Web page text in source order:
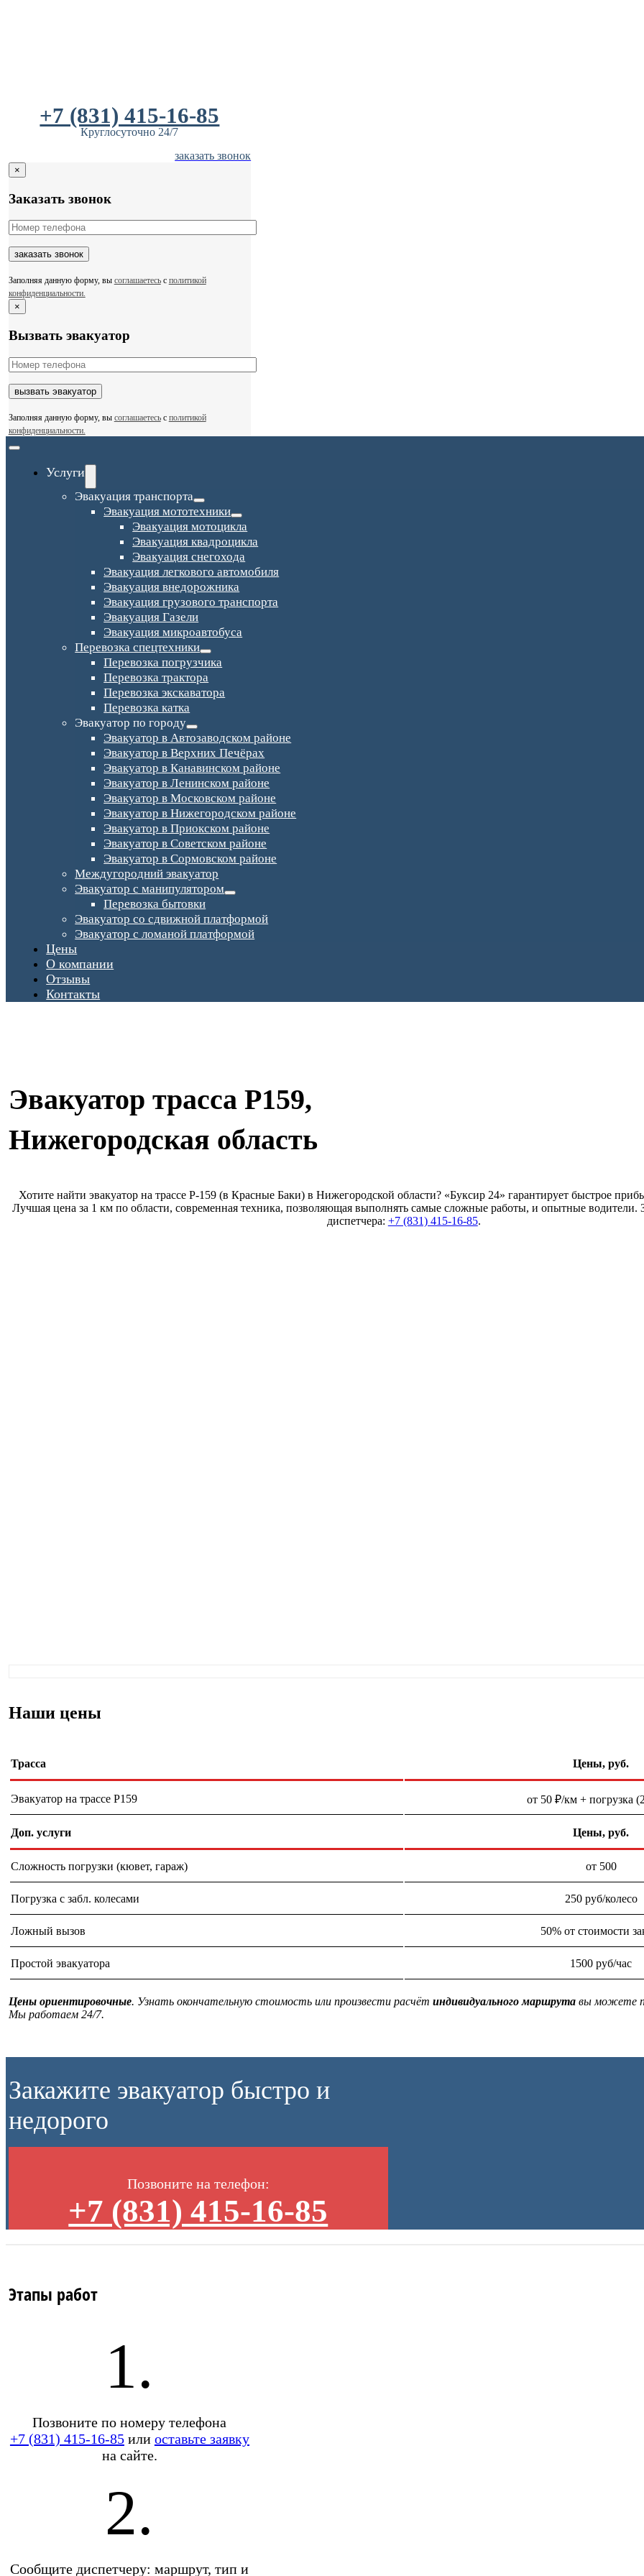
+7 (831) 415-16-85
Круглосуточно 24/7
заказать звонок
×
Заказать звонок
Заполняя данную форму, вы соглашаетесьс политикой
конфиденциальности.
×
Вызвать эвакуатор
Заполняя данную форму, вы соглашаетесьс политикой
конфиденциальности.
Toggle
Услуги
Эвакуация транспорта
Эвакуация мототехники
Эвакуация мотоцикла
Эвакуация квадроцикла
Эвакуация снегохода
Эвакуация легкового автомобиля
Эвакуация внедорожника
Эвакуация грузового транспорта
Эвакуация Газели
Эвакуация микроавтобуса
Перевозка спецтехники
Перевозка погрузчика
Перевозка трактора
Перевозка экскаватора
Перевозка катка
Эвакуатор по городу
Эвакуатор в Автозаводском районе
Эвакуатор в Верхних Печёрах
Эвакуатор в Канавинском районе
Эвакуатор в Ленинском районе
Эвакуатор в Московском районе
Эвакуатор в Нижегородском районе
Эвакуатор в Приокском районе
Эвакуатор в Советском районе
Эвакуатор в Сормовском районе
Междугородний эвакуатор
Эвакуатор с манипулятором
Перевозка бытовки
Эвакуатор со сдвижной платформой
Эвакуатор с ломаной платформой
Цены
О компании
Отзывы
Контакты
Эвакуатор трасса Р159,
Нижегородская область
Хотите найти эвакуатор на трассе Р-159 (в Красные Баки) в Нижегородской области? «Буксир 24» гарантирует быстрое
Лучшая цена за 1 км по области, современная техника, позволяющая выполнять самые сложные работы, и опытные водители.
диспетчера: +7 (831) 415-16-85.
Наши цены
Трасса Цены, руб.
Эвакуатор на трассе Р159 от 50 ₽/км + погрузка
Доп. услуги Цены, руб.
Сложность погрузки (кювет, гараж) от 500
Погрузка с забл. колесами 250 руб/колесо
Ложный вызов 50% от стоимости
Простой эвакуатора 1500 руб/час
Цены ориентировочные. Узнать окончательную стоимость или произвести расчёт индивидуального маршрутавы можете
Мы работаем 24/7.
Закажите эвакуатор быстро и
недорого
Позвоните на телефон:
+7 (831) 415-16-85
Этапы работ
1.
Позвоните по номеру телефона
+7 (831) 415-16-85или оставьте заявку
на сайте.
2.
Сообщите диспетчеру: маршрут, тип и